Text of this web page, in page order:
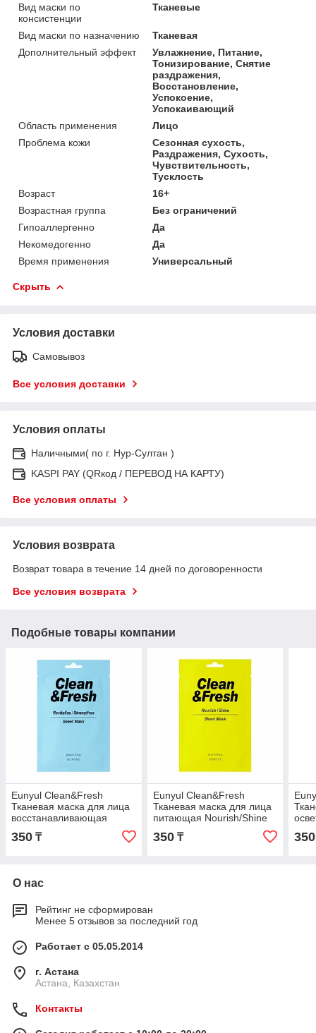
Вид маски по
консистенции
Тканевые
Вид маски по назначению
Тканевая
Дополнительный эффект
Увлажнение, Питание,
Тонизирование, Снятие
раздражения,
Восстановление,
Успокоение,
Успокаивающий
Область применения
Лицо
Проблема кожи
Сезонная сухость,
Раздражения, Сухость,
Чувствительность,
Тусклость
Возраст
16+
Возрастная группа
Без ограничений
Гипоаллергенно
Да
Некомедогенно
Да
Время применения
Универсальный
Скрыть
Условия доставки
Самовывоз
Все условия доставки
Условия оплаты
Наличными( по г. Нур-Султан )
KASPI PAY (QRкод / ПЕРЕВОД НА КАРТУ)
Все условия оплаты
Условия возврата
Возврат товара в течение 14 дней по договоренности
Все условия возврата
Подобные товары компании
Eunyul Clean&Fresh
Тканевая маска для лица
восстанавливающая
Revitalize/Strengthen Sheet
Mask / 20 мл.
350 ₸
Eunyul Clean&Fresh
Тканевая маска для лица
питающая Nourish/Shine
Sheet Mask / 20 мл.
350₸ 350
О нас
Рейтинг не сформирован
Менее 5 отзывов за последний год
Работает с 05.05.2014
г. Астана
Астана, Казахстан
Контакты